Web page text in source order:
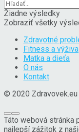
Žiadne výsledky
Zobraziť všetky
Zdravotné
Fitness a výživa
Matka a dieťa
O nás
Kontakt
© 2020 Zdravovek.eu
Táto webová stránka
najlepší zážitok z